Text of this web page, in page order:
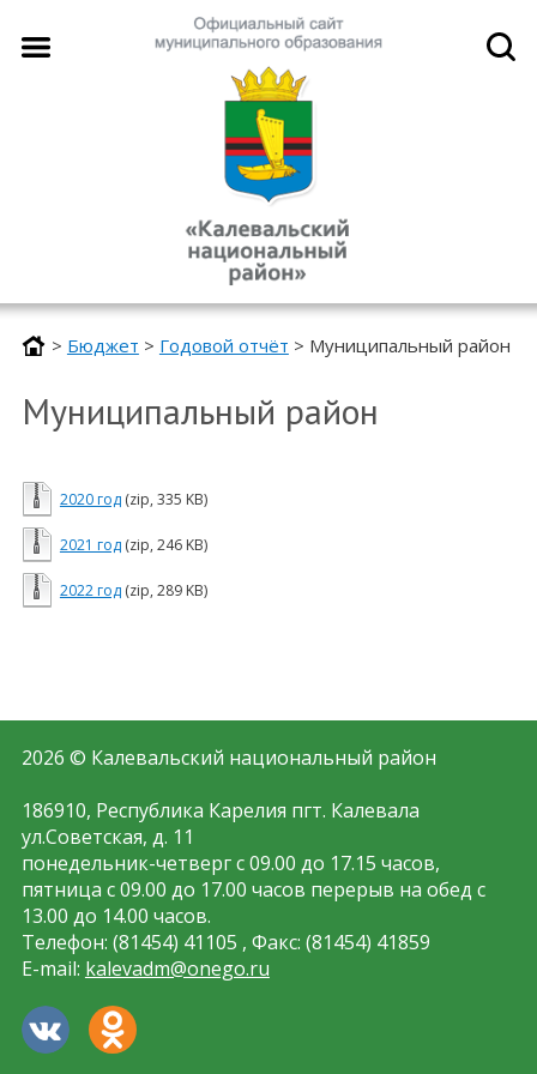
> Бюджет > Годовой отчёт > Муниципальный район
Муниципальный район
2020 год (zip, 335 KB)
2021 год (zip, 246 KB)
2022 год (zip, 289 KB)
2026 © Калевальский национальный район
186910, Республика Карелия пгт. Калевала
ул.Советская, д. 11
понедельник-четверг с 09.00 до 17.15 часов,
пятница с 09.00 до 17.00 часов перерыв на обед с
13.00 до 14.00 часов.
Телефон: (81454) 41105 , Факс: (81454) 41859
E-mail: kalevadm@onego.ru